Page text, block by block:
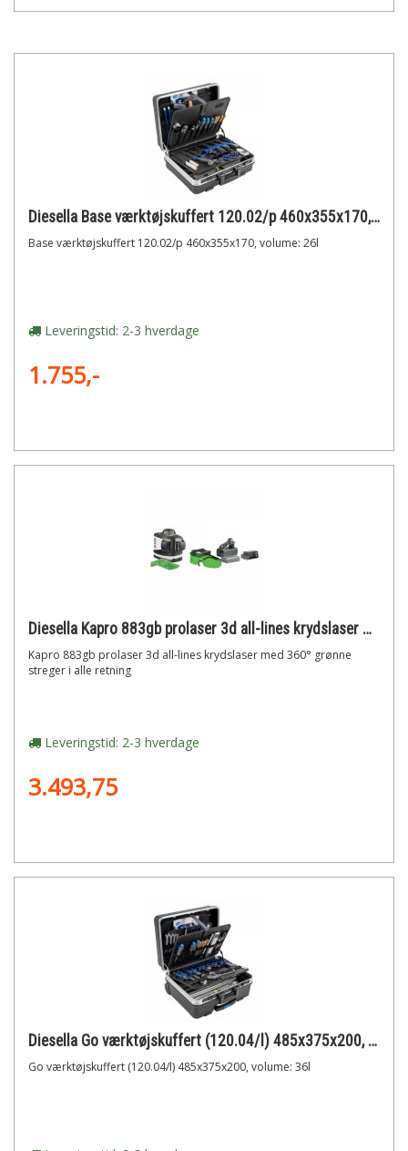
Diesella Base værktøjskuffert 120.02/p 460x355x170, volume: 26l
Base værktøjskuffert 120.02/p 460x355x170, volume: 26l
Leveringstid: 2-3 hverdage
1.755,-
Diesella Kapro 883gb prolaser 3d all-lines krydslaser med 360° grønne streger i alle retning
Kapro 883gb prolaser 3d all-lines krydslaser med 360° grønne
streger i alle retning
Leveringstid: 2-3 hverdage
3.493,75
Diesella Go værktøjskuffert (120.04/l) 485x375x200, volume: 36l
Go værktøjskuffert (120.04/l) 485x375x200, volume: 36l